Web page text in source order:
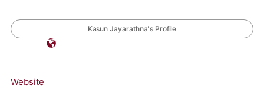
Kasun Jayarathna's Profile
Website